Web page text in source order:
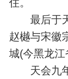
住。
最后于天
赵樾与宋徽
城(今黑龙江
天会九年(